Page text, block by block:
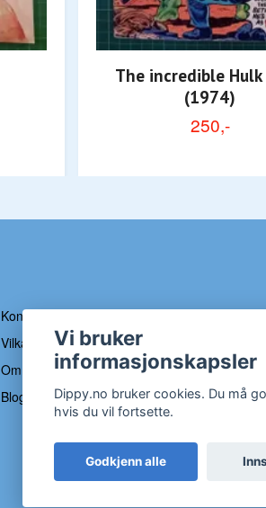
The incredible Hulk
(1974)
250,-
Kontakt
Vilkår og betingelser
Om Dippy
Blogg
Vi bruker
informasjonskapsler
Dippy.no bruker cookies. Du må
hvis du vil fortsette.
Godkjenn alle